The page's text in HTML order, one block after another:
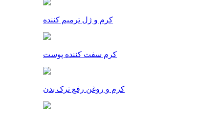
کرم و ژل ترمیم کننده
کرم سفت کننده پوست
کرم و روغن رفع ترک بدن